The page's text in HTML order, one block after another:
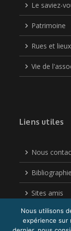
Le saviez-
Patrimoine
Rues et
Vie de
Liens utiles
Nous
Bibliographie
Sites amis
Politique de
Nous utilisons
expérience sur